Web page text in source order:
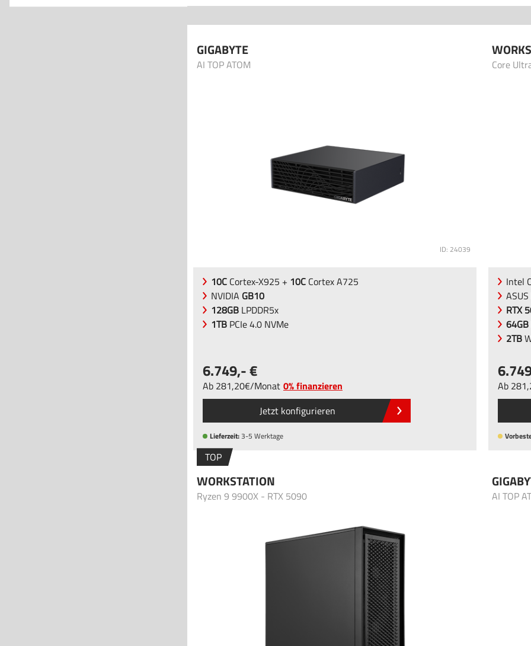
GIGABYTE
AI TOP ATOM
ID: 24039
10C Cortex-X925 + 10C Cortex A725
NVIDIA GB10
128GB LPDDR5x
1TB PCIe 4.0 NVMe
6.749,-
Ab 281,20 /Monat 0% finanzieren
Jetzt konfigurieren
Lieferzeit:3-5 Werktage
Core
Intel
ASUS
RTX
64GB
2TB
Ab 281
TOP
WORKSTATION
Ryzen 9 9900X - RTX 5090 AI TOP